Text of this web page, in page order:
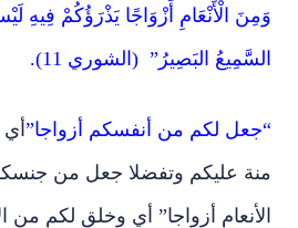
وَمِنَ الْأَنْعَامِ أَزْوَاجًا يَذْرَؤُكُمْ فِيهِ
السَّمِيعُ البَصِيرُ” (الشوري 11).
“جعل لكم من أنفسكم أزواجا”
منة عليكم وتفضلا جعل من
الأنعام أزواجا” أي وخلق لكم من